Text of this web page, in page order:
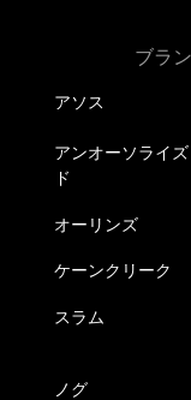
ブラ
アソス
アンオーソライズ
ド
オーリンズ
ケーンクリーク
スラム
ノグ